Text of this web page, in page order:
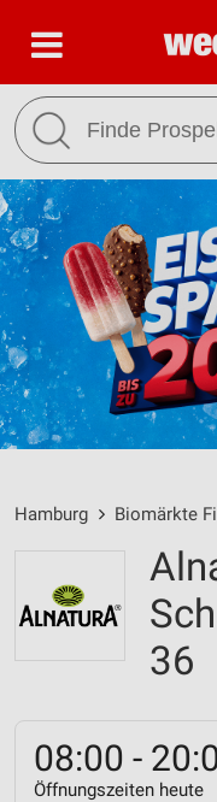
Hamburg Biomärkte
36
08:00 -
Öffnungszeiten heute